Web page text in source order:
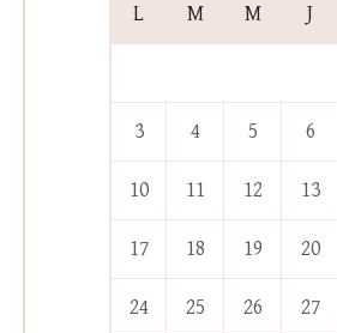
L M M J
3 4 5 6
10 11 12 13
17 18 19 20
24 25 26 27